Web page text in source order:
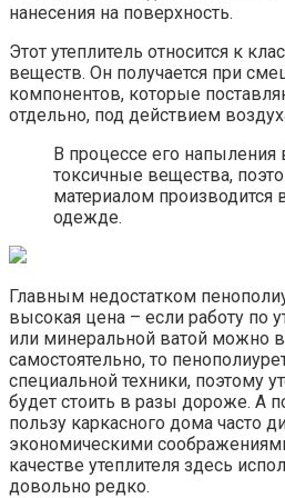
нанесения на поверхность.
Этот утеплитель относится к
веществ. Он получается при
компонентов, которые
отдельно, под действием
В процессе его
токсичные вещества,
материалом производится
одежде.
Главным недостатком
высокая цена – если работу по
или минеральной ватой можно
самостоятельно, то
специальной техники, поэтому
будет стоить в разы дороже. А
пользу каркасного дома часто
экономическими
качестве утеплителя здесь
довольно редко.